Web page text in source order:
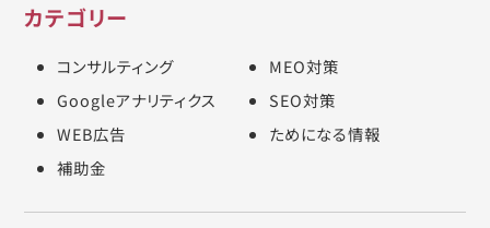
カテゴリー
コンサルティング
MEO対策
Googleアナリティクス
SEO対策
WEB広告
ためになる情報
補助金